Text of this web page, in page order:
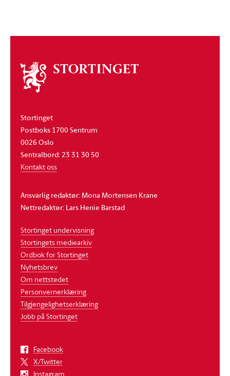
Om
stortinget
Stortinget
Postboks 1700 Sentrum
0026 Oslo
Sentralbord: 23 31 30 50
Kontakt oss
Ansvarlig redaktør: Mona Mortensen Krane
Nettredaktør: Lars Henie Barstad
Stortinget undervisning
Stortingets mediearkiv
Ordbok for Stortinget
Nyhetsbrev
Om nettstedet
Personvernerklæring
Tilgjengelighetserklæring
Jobb på Stortinget
Facebook
X/Twitter
Instagram